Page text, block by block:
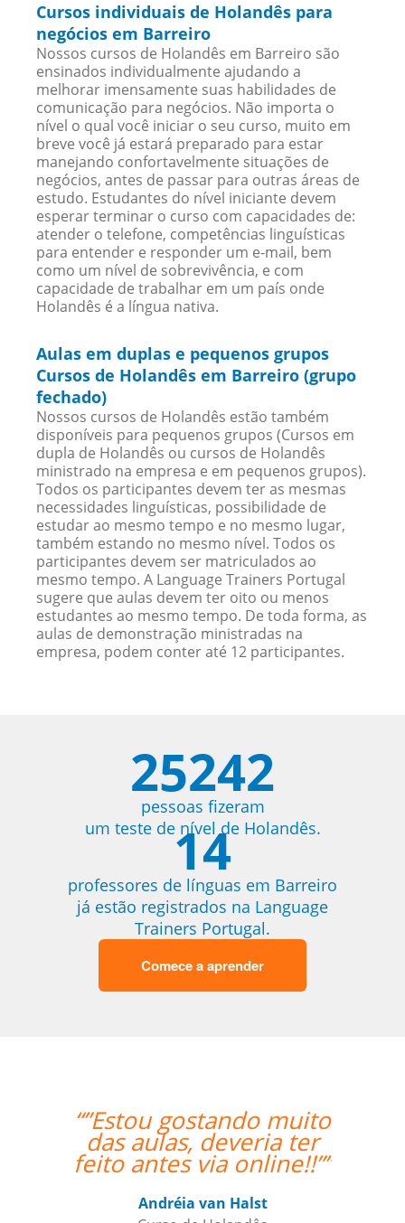
Cursos individuais de Holandês para
negócios em Barreiro
Nossos cursos de Holandês em Barreiro são
ensinados individualmente ajudando a
melhorar imensamente suas habilidades de
comunicação para negócios. Não importa o
nível o qual você iniciar o seu curso, muito em
breve você já estará preparado para estar
manejando confortavelmente situações de
negócios, antes de passar para outras áreas de
estudo. Estudantes do nível iniciante devem
esperar terminar o curso com capacidades de:
atender o telefone, competências linguísticas
para entender e responder um e-mail, bem
como um nível de sobrevivência, e com
capacidade de trabalhar em um país onde
Holandês é a língua nativa.
Aulas em duplas e pequenos grupos
Cursos de Holandês em Barreiro (grupo
fechado)
Nossos cursos de Holandês estão também
disponíveis para pequenos grupos (Cursos em
dupla de Holandês ou cursos de Holandês
ministrado na empresa e em pequenos grupos).
Todos os participantes devem ter as mesmas
necessidades linguísticas, possibilidade de
estudar ao mesmo tempo e no mesmo lugar,
também estando no mesmo nível. Todos os
participantes devem ser matriculados ao
mesmo tempo. A Language Trainers Portugal
sugere que aulas devem ter oito ou menos
estudantes ao mesmo tempo. De toda forma, as
aulas de demonstração ministradas na
empresa, podem conter até 12 participantes.
25242
pessoas fizeram
um teste de nível de Holandês.
14
professores de línguas em Barreiro
já estão registrados na Language
Trainers Portugal.
Comece a aprender
“”Estou gostando muito
das aulas, deveria ter
feito antes via online!!””
Andréia van Halst